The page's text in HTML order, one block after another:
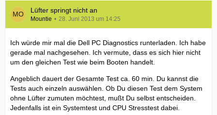
Lüfter springt nicht an
Mountie 28. Juni 2013 um 14:25
Ich würde mir mal die Dell PC Diagnostics runterladen. Ich habe
gerade mal nachgesehen. Ich vermute, dass es sich hier nicht
um den gleichen Test wie beim Booten handelt.
Angeblich dauert der Gesamte Test ca. 60 min. Du kannst die
Tests auch einzeln auswählen. Ob Du diesen Test dem System
ohne Lüfter zumuten möchtest, mußt Du selbst entscheiden.
Jedenfalls ist ein Systemtest und CPU Stresstest dabei.